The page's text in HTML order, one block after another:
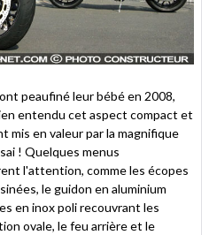
peaufiné leur bébé en 2008,
entendu cet aspect compact et
mis en valeur par la magnifique
! Quelques menus
l'attention, comme les écopes
le guidon en aluminium
en inox poli recouvrant les
ovale, le feu arrière et le